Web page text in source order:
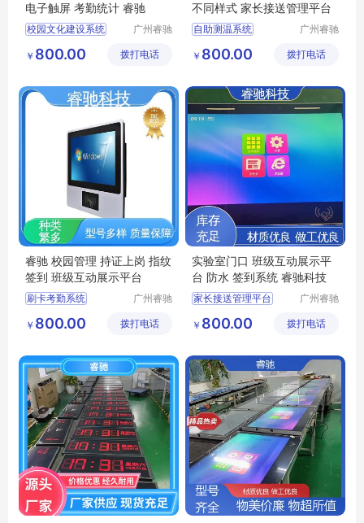
电子触屏 考勤统计 睿驰
校园文化建设系统
液晶电子班牌
智慧校园
广州睿驰
公司
￥ 800.00 拨打电话
不同样式 家长接送管理平台
自助测温系统
监控设备电子班牌
电子班牌触摸一体机
广州睿驰
公司
￥ 800.00 拨打电话
睿驰 校园管理 持证上岗 指纹
签到 班级互动展示平台
刷卡考勤系统
智慧校园电话电子班牌
液晶电子班牌
广州睿驰
公司
￥ 800.00 拨打电话
实验室门口 班级互动展示平
台 防水 签到系统 睿驰科技
家长接送管理平台
数字化教室教学
信息互通系统
广州睿驰
公司
￥ 800.00 拨打电话